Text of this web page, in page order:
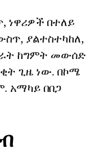
ነዋሪዎች በተለይ
ያልተስተካከለ,
ከግምት መውሰድ
ጊዜ ነው. በኮሜ
አማካይ በበጋ